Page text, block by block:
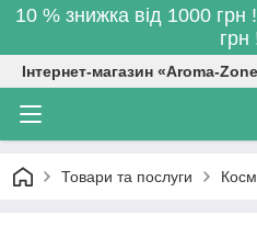
10 % знижка від 1000
грн
Інтернет-магазин «Aroma-
Товари та послуги